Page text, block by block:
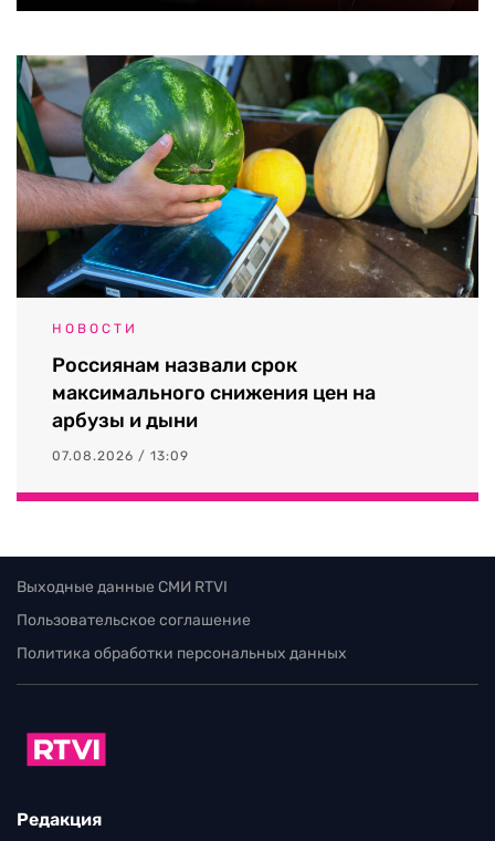
НОВОСТИ
Россиянам назвали срок
максимального снижения цен на
арбузы и дыни
07.08.2026 / 13:09
Выходные данные СМИ RTVI
Пользовательское соглашение
Политика обработки персональных данных
Редакция